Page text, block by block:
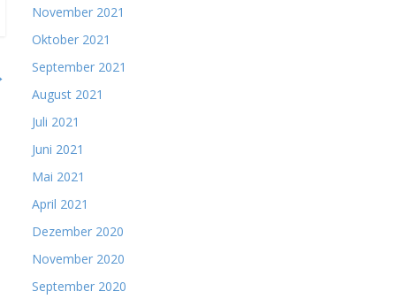
November 2021
Oktober 2021
September 2021
August 2021
Juli 2021
Juni 2021
Mai 2021
April 2021
Dezember 2020
November 2020
September 2020